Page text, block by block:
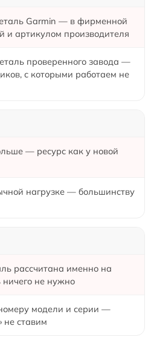
Garmin — в фирменной
и артикулом производителя
проверенного завода —
с которыми работаем не
— ресурс как у новой
нагрузке — большинству
рассчитана именно на
ничего не нужно
модели и серии —
не ставим